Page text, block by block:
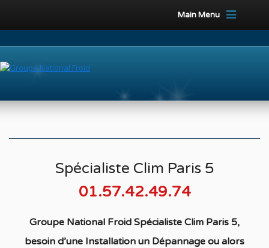
Main Menu
Spécialiste Clim Paris 5
01.57.42.49.74
Groupe National Froid Spécialiste Clim Paris 5,
besoin d’une Installation un Dépannage ou alors